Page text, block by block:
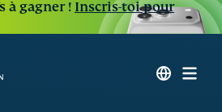
à gagner ! Inscris-toi pour